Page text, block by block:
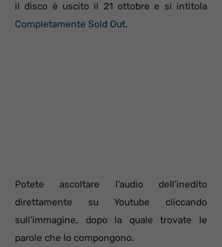
il disco è uscito il 21 ottobre e si intitola
Completamente Sold Out.
Potete ascoltare l’audio dell’inedito
direttamente su Youtube cliccando
sull’immagine, dopo la quale trovate le
parole che lo compongono.